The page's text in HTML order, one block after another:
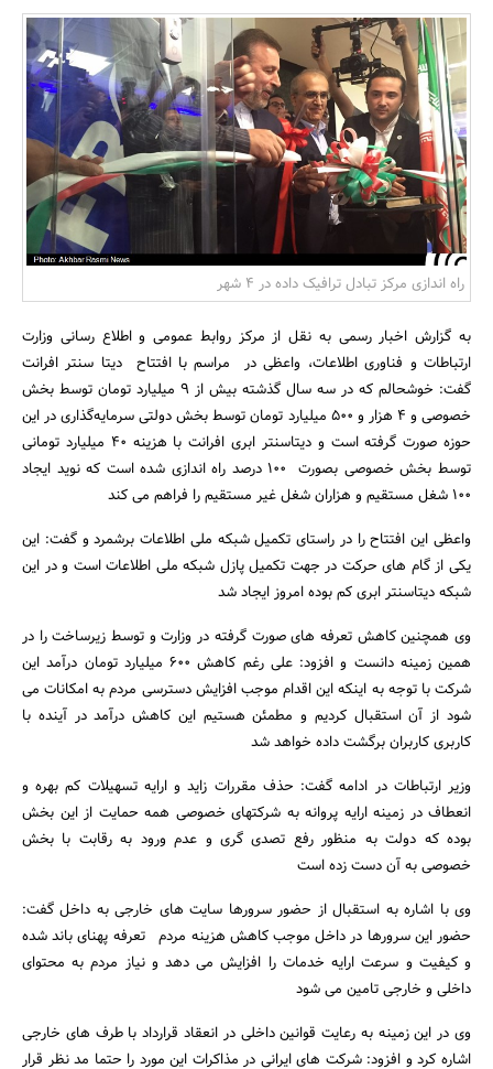
بانک، بیمه و سرمایه
مسکن و ساختمان
جستجو
راه اندازی مرکز تبادل ترافیک داده در 4 شهر
به گزارش اخبار رسمی به نقل از مرکز روابط عمومی و اطلاع رسانی وزارت
ارتباطات و فناوری اطلاعات، واعظی در مراسم با افتتاح دیتا سنتر افرانت
گفت: خوشحالم که در سه سال گذشته بیش از 9 میلیارد تومان توسط بخش
خصوصی و 4 هزار و 500 میلیارد تومان توسط بخش دولتی سرمایه‌گذاری در این
حوزه صورت گرفته است و دیتاسنتر ابری افرانت با هزینه 40 میلیارد تومانی
توسط بخش خصوصی بصورت 100 درصد راه اندازی شده است که نوید ایجاد
100 شغل مستقیم و هزاران شغل غیر مستقیم را فراهم می کند
واعظی این افتتاح را در راستای تکمیل شبکه ملی اطلاعات برشمرد و گفت: این
یکی از گام های حرکت در جهت تکمیل پازل شبکه ملی اطلاعات است و در این
شبکه دیتاسنتر ابری کم بوده امروز ایجاد شد
وی همچنین کاهش تعرفه های صورت گرفته در وزارت و توسط زیرساخت را در
همین زمینه دانست و افزود: علی رغم کاهش 600 میلیارد تومان درآمد این
شرکت با توجه به اینکه این اقدام موجب افزایش دسترسی مردم به امکانات می
شود از آن استقبال کردیم و مطمئن هستیم این کاهش درآمد در آینده با
کاربری کاربران برگشت داده خواهد شد
وزیر ارتباطات در ادامه گفت: حذف مقررات زاید و ارایه تسهیلات کم بهره و
انعطاف در زمینه ارایه پروانه به شرکتهای خصوصی همه حمایت از این بخش
بوده که دولت به منظور رفع تصدی گری و عدم ورود به رقابت با بخش
خصوصی به آن دست زده است
وی با اشاره به استقبال از حضور سرورها سایت های خارجی به داخل گفت:
حضور این سرورها در داخل موجب کاهش هزینه مردم تعرفه پهنای باند شده
و کیفیت و سرعت ارایه خدمات را افزایش می دهد و نیاز مردم به محتوای
داخلی و خارجی تامین می شود
وی در این زمینه به رعایت قوانین داخلی در انعقاد قرارداد با طرف های خارجی
اشاره کرد و افزود: شرکت های ایرانی در مذاکرات این مورد را حتما مد نظر قرار